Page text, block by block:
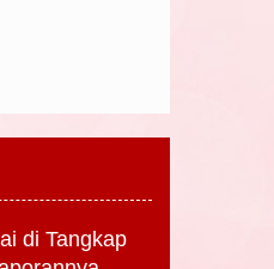
di Tangkap